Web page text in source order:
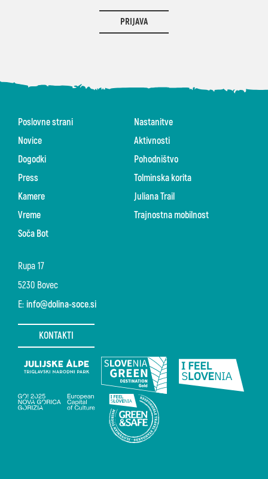
PRIJAVA
Rupa 17
5230 Bovec
E: info@dolina-soce.si
KONTAKTI
Poslovne strani
Novice
Dogodki
Press
Kamere
Vreme
Soča Bot
Nastanitve
Aktivnosti
Pohodništvo
Tolminska korita
Juliana Trail
Trajnostna mobilnost